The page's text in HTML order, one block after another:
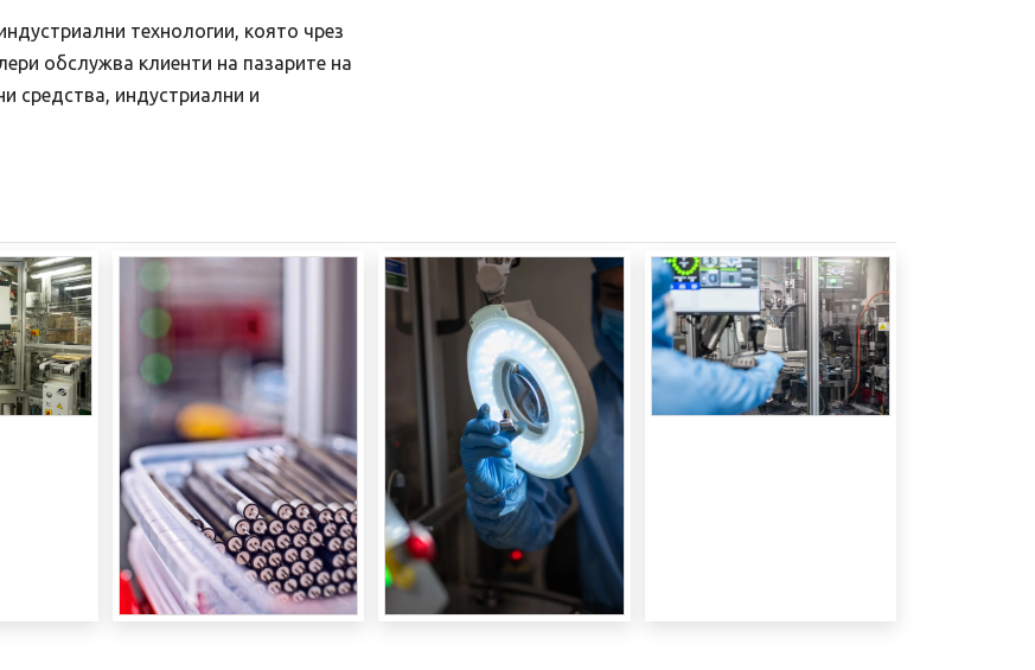
технологии, която чрез
обслужва клиенти на пазарите на
средства, индустриални и